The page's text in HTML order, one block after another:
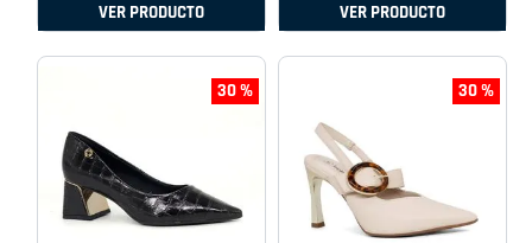
VER PRODUCTO VER PRODUCTO
30 % 30 %